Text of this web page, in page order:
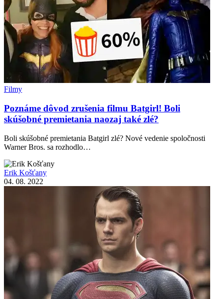
Filmy
Poznáme dôvod zrušenia filmu Batgirl! Boli
skúšobné premietania naozaj také zlé?
Boli skúšobné premietania Batgirl zlé? Nové vedenie spoločnosti
Warner Bros. sa rozhodlo…
Erik Košťany
04. 08. 2022